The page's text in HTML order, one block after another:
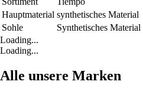
Hauptmaterial synthetisches Material
Sohle
Synthetisches Material
Loading...
Loading...
Alle unsere Marken